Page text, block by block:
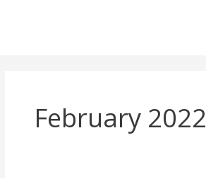
February 2022